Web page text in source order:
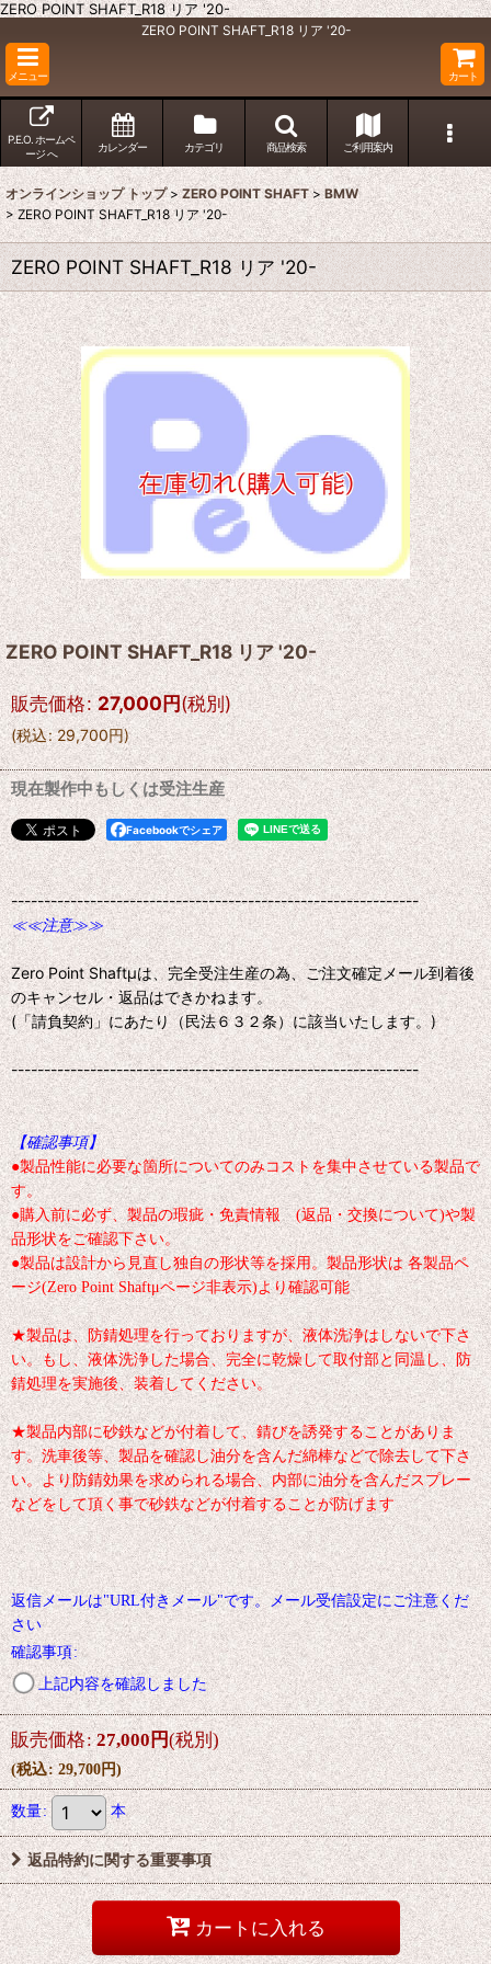
ZERO POINT SHAFT_R18 リア '20-
ZERO POINT SHAFT_R18 リア '20-
メニュー カート
P.E.O. ホームペ
ージ へ
カレンダー カテゴリ 商品検索 ご利用案内
オンラインショップ トップ > ZERO POINT SHAFT > BMW
> ZERO POINT SHAFT_R18 リア '20-
ZERO POINT SHAFT_R18 リア '20-
ZERO POINT SHAFT_R18 リア '20-
販売価格: 27,000円(税別)
(税込: 29,700円)
現在製作中もしくは受注生産
Facebookでシェア
--------------------------------------------------------------
≪≪注意≫≫
Zero Point Shaftμは、完全受注生産の為、ご注文確定メール到着後
のキャンセル・返品はできかねます。
(「請負契約」にあたり（民法６３２条）に該当いたします。)
--------------------------------------------------------------
【確認事項】
●製品性能に必要な箇所についてのみコストを集中させている製品で
す。
●購入前に必ず、製品の瑕疵・免責情報 (返品・交換について)や製
品形状をご確認下さい。
●製品は設計から見直し独自の形状等を採用。製品形状は 各製品ペ
ージ(Zero Point Shaftμページ非表示)より確認可能
★製品は、防錆処理を行っておりますが、液体洗浄はしないで下さ
い。もし、液体洗浄した場合、完全に乾燥して取付部と同温し、防
錆処理を実施後、装着してください。
★製品内部に砂鉄などが付着して、錆びを誘発することがありま
す。洗車後等、製品を確認し油分を含んだ綿棒などで除去して下さ
い。より防錆効果を求められる場合、内部に油分を含んだスプレー
などをして頂く事で砂鉄などが付着することが防げます
返信メールは"URL付きメール"です。メール受信設定にご注意くだ
さい
確認事項:
上記内容を確認しました
販売価格: 27,000円(税別)
(税込: 29,700円)
数量: 本
返品特約に関する重要事項
カートに入れる